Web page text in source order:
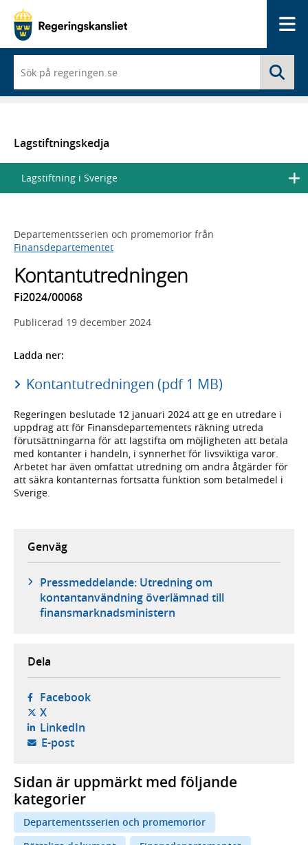
du
börjar
skriva
en
lista
med
sökförslag
Lagstiftningskedja
Lagstiftning i Sverige
Departementsserien och promemorior från
Finansdepartementet
Kontantutredningen
Fi2024/00068
Publicerad 19 december 2024
Ladda ner:
Kontantutredningen (pdf 1 MB)
Regeringen beslutade 12 januari 2024 att ge en utredare i
uppdrag att för Finansdepartementets räkning utreda
förutsättningarna för att lagstifta om möjligheten att betala
med kontanter i handeln, i synnerhet för livsviktiga varor.
Arbetet har även omfattat utredning om andra åtgärder för
att säkra kontanternas fortsatta funktion som betalmedel i
Sverige.
Genväg
Pressmeddelande: Utredning om
kontantanvändning överlämnad till
finansmarknadsministern
Dela
Facebook- öppnas i ny flik, extern webbplats,
X- öppnas i ny flik, extern webbplats,
LinkedIn- öppnas i ny flik, extern webbplats,
E-post- öppnar din e-postklient,
Sidan är uppmärkt med följande
kategorier
Departementsserien och promemorior